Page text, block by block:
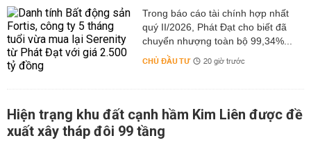
Trong báo cáo tài chính hợp nhất
quý II/2026, Phát Đạt cho biết đã
chuyển nhượng toàn bộ 99,34%...
CHỦ ĐẦU TƯ 20 giờ trước
Hiện trạng khu đất cạnh hầm Kim Liên được đề
xuất xây tháp đôi 99 tầng